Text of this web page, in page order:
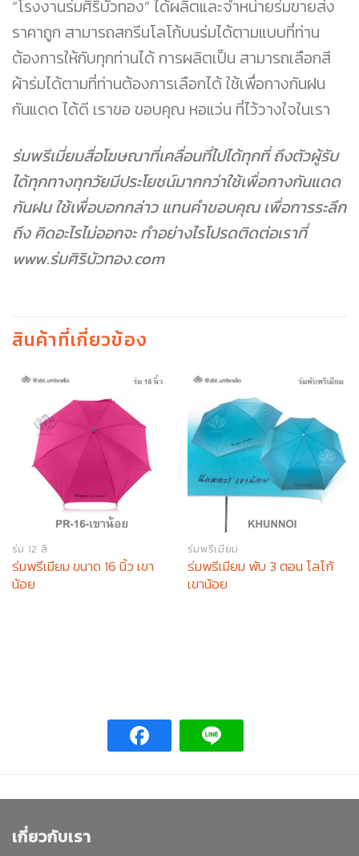
“โรงงานร่มศิริบัวทอง” ได้ผลิตและจำหน่ายร่มขายส่ง
ราคาถูก สามารถสกรีนโลโก้บนร่มได้ตามแบบที่ท่าน
ต้องการให้กับทุกท่านได้ การผลิตเป็น สามารถเลือกสี
ผ้าร่มได้ตามที่ท่านต้องการเลือกได้ ใช้เพื่อกางกันฝน
กันแดด ได้ดี เราขอ ขอบคุณ หอแว่น ที่ไว้วางใจในเรา
ร่มพรีเมี่ยมสื่อโฆษณาที่เคลื่อนที่ไปได้ทุกที่ ถึงตัวผู้รับ
ได้ทุกทางทุกวัยมีประโยชน์มากกว่าใช้เพื่อกางกันแดด
กันฝน ใช้เพื่อบอกกล่าว แทนคำขอบคุณ เพื่อการระลึก
ถึง คิดอะไรไม่ออกจะ ทำอย่างไรโปรดติดต่อเราที่
www.ร่มศิริบัวทอง.com
สินค้าที่เกี่ยวข้อง
ร่ม 12 สี
ร่มพรีเมียม ขนาด 16 นิ้ว เขา
น้อย
ร่มพรีเมียม
ร่มพรีเมียม พับ 3 ตอน โลโก้
เขาน้อย
เกี่ยวกับเรา